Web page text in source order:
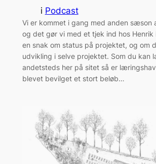
i Podcast
Vi er kommet i gang med anden sæson
og det gør vi med et tjek ind hos Henrik
en snak om status på projektet, og om
udvikling i selve projektet. Som du kan
andetsteds her på sitet så er
blevet bevilget et stort beløb…